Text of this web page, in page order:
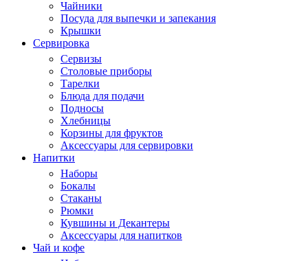
Чайники
Посуда для выпечки и запекания
Крышки
Сервировка
Сервизы
Столовые приборы
Тарелки
Блюда для подачи
Подносы
Хлебницы
Корзины для фруктов
Аксессуары для сервировки
Напитки
Наборы
Бокалы
Стаканы
Рюмки
Кувшины и Декантеры
Аксессуары для напитков
Чай и кофе